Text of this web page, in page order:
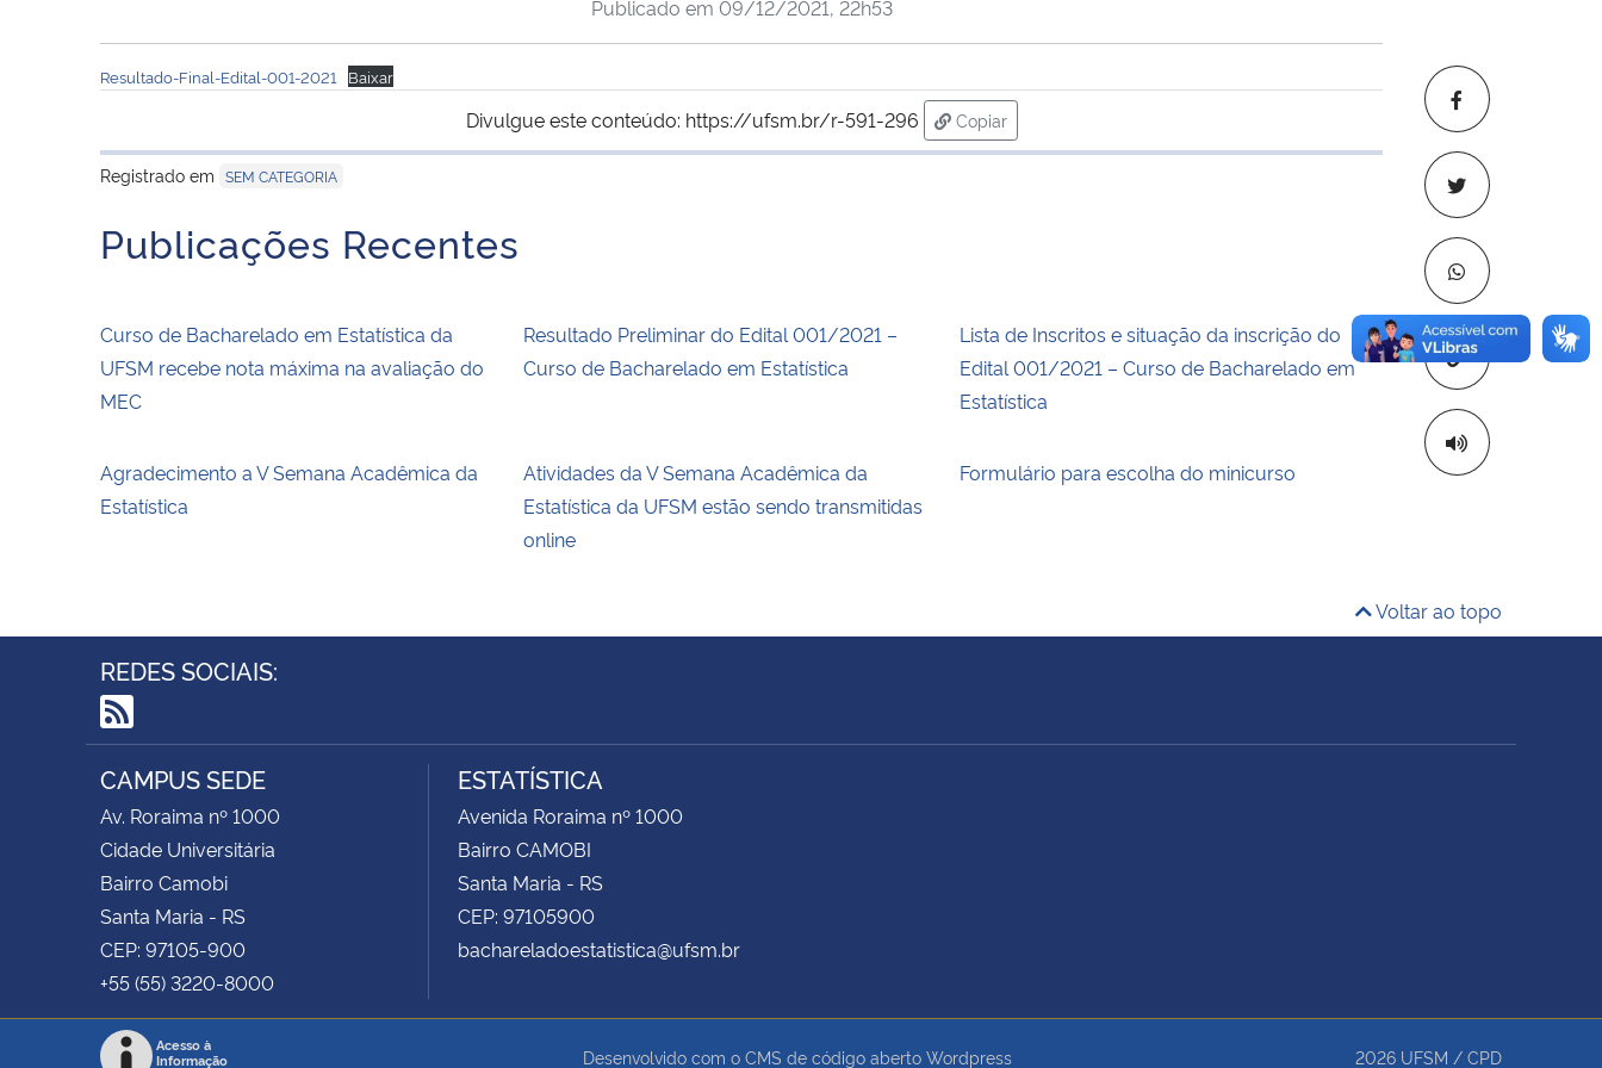
Copiar para
Publicado em 09/12/2021, 22h53
Resultado-Final-Edital-001-2021 Baixar
Divulgue este conteúdo: https://ufsm.br/r-591-296
Copiar
para área de transferência
Registrado em SEM CATEGORIA
Publicações Recentes
Curso de Bacharelado em Estatística da
UFSM recebe nota máxima na avaliação do
MEC
Resultado Preliminar do Edital 001/2021 –
Curso de Bacharelado em Estatística
Lista de Inscritos e situação da inscrição do
Edital 001/2021 – Curso de Bacharelado em
Estatística
Agradecimento a V Semana Acadêmica da
Estatística
Atividades da V Semana Acadêmica da
Estatística da UFSM estão sendo transmitidas
online
Formulário para escolha do minicurso
Voltar ao topo
REDES SOCIAIS:
RSS
CAMPUS SEDE
Av. Roraima nº 1000
Cidade Universitária
Bairro Camobi
Santa Maria - RS
CEP: 97105-900
+55 (55) 3220-8000
ESTATÍSTICA
Avenida Roraima nº 1000
Bairro CAMOBI
Santa Maria - RS
CEP: 97105900
bachareladoestatistica@ufsm.br
Acesso à
Informação
Desenvolvido com o CMS de código aberto Wordpress 2026 UFSM / CPD